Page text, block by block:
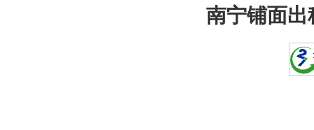
南宁铺面出